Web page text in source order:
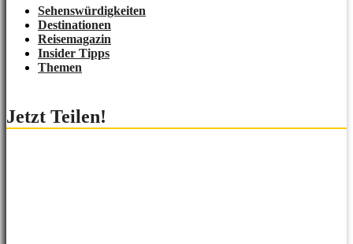
Sehenswürdigkeiten
Destinationen
Reisemagazin
Insider Tipps
Themen
Jetzt Teilen!